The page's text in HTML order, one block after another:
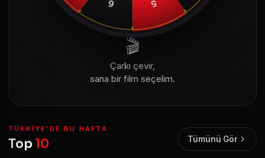
5
6
🎬
Çarkı çevir,
sana bir film seçelim.
TÜRKIYE'DE BU HAFTA
Top 10 Tümünü Gör